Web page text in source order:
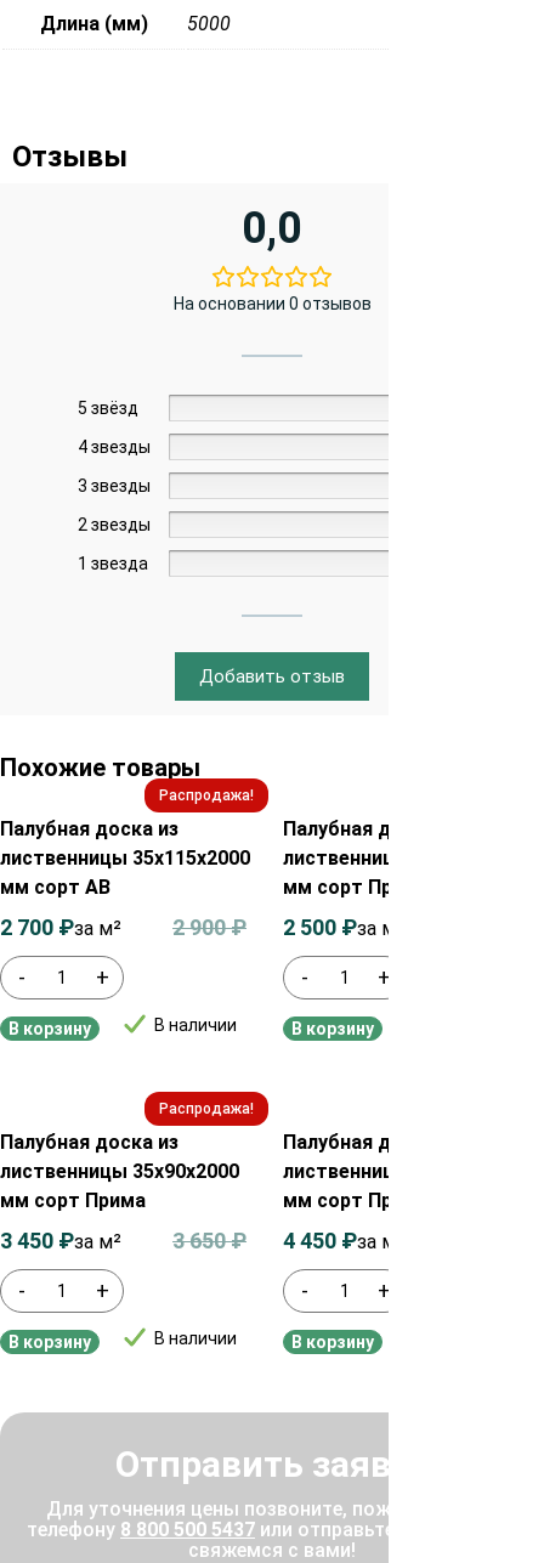
Длина (мм) 5000
Отзывы
0,0
На основании 0 отзывов
5 звёзд
4 звезды
3 звезды
2 звезды
1 звезда
Добавить отзыв
Похожие товары
Распродажа!
Палубная доска из
лиственницы 35х115х2000
мм сорт АВ
- +
В наличии
2 900₽
2 700 ₽за м²
В корзину
Палубная доска из
лиственницы 28х115х2000
мм сорт Прима
- +
2 500 ₽за м2
В корзину
Распродажа!
Палубная доска из
лиственницы 35х90х2000
мм сорт Прима
- +
В наличии
3 650₽
3 450 ₽за м²
В корзину
Палубная доска из
лиственницы 45х115х2000
мм сорт Прима
- +
4 450 ₽за м²
В корзину
Отправить заявку
Для уточнения цены позвоните, пожалуйста, по
телефону 8 800 500 5437 или отправьте заявку, и мы
свяжемся с вами!